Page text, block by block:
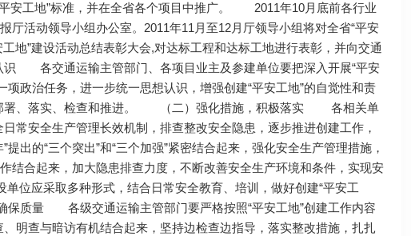
安工地”标准，并在全省各个项目中推广。 2011年10月底前各行业
厅活动领导小组办公室。2011年11月至12月厅领导小组将对全省“平安
”建设活动总结表彰大会,对达标工程和达标工地进行表彰，并向交通
交通运输主管部门、各项目业主及参建单位要把深入开展“平安
政治任务，进一步统一思想认识，增强创建“平安工地”的自觉性和责
部署、落实、检查和推进。 （二）强化措施，积极落实 各相关单
常安全生产管理长效机制，排查整改安全隐患，逐步推进创建工作，
出的“三个突出”和“三个加强”紧密结合起来，强化安全生产管理措施，
结合起来，加大隐患排查力度，不断改善安全生产环境和条件，实现安
采取多种形式，结合日常安全教育、培训，做好创建“平安工
质量 各级交通运输主管部门要严格按照“平安工地”创建工作内容
明查与暗访有机结合起来，坚持边检查边指导，落实整改措施，扎扎